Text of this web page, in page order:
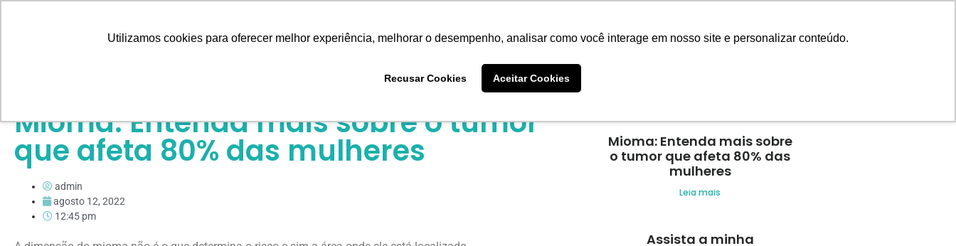
Utilizamos cookies para oferecer melhor experiência, melhorar o desempenho, analisar como você interage em nosso site e personalizar conteúdo.
Recusar Cookies Aceitar Cookies
Mioma: Entenda mais sobre o tumor
que afeta 80% das mulheres
admin
agosto 12, 2022
12:45 pm
Mioma: Entenda mais sobre
o tumor que afeta 80% das
mulheres
Leia mais
Assista a minha